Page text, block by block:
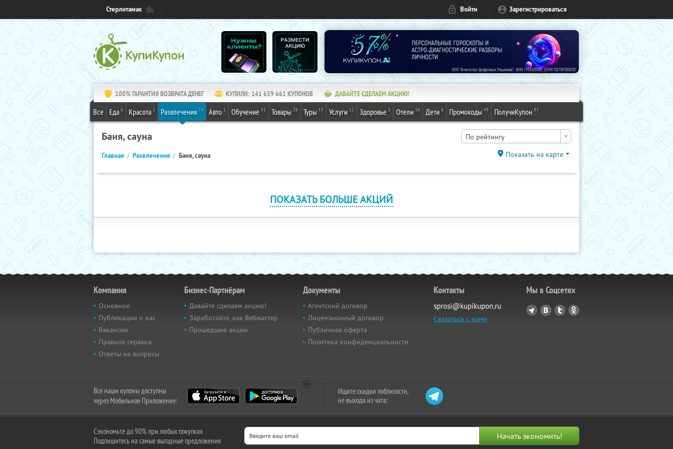
Стерлитамак Войти Зарегистрироваться
100% ГАРАНТИЯ ВОЗВРАТА ДЕНЕГ КУПИЛИ: 141 659 661 КУПОНОВ ДАВАЙТЕ СДЕЛАЕМ АКЦИЮ!
Все Еда 6 Красота 1 Развлечения 24 Авто 1 Обучение 31 Товары 26 Туры 13 Услуги 12 Здоровье 1 Отели 16 Дети 6 Промокоды 48 ПолучиКупон 83
Баня, сауна По рейтингу
Главная Развлечения Баня, сауна Показать на карте
ПОКАЗАТЬ БОЛЬШЕ АКЦИЙ
Компания
Основное
Публикации о нас
Вакансии
Правила сервиса
Ответы на вопросы
Бизнес-Партнёрам
Давайте сделаем акцию!
Заработайте, как Вебмастер
Прошедшие акции
Документы
Агентский договор
Лицензионный договор
Публичная оферта
Политика конфиденциальности
Контакты
sprosi@kupikupon.ru
Связаться с нами
Мы в Соцсетях
Все наши купоны доступны
через Мобильное Приложение:
Ищите скидки поблизости,
не выходя из чата:
Сэкономьте до 90% при любых покупках
Подпишитесь на самые выгодные предложения